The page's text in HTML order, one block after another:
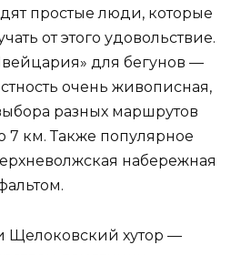
простые люди, которые
от этого удовольствие.
для бегунов —
очень живописная,
разных маршрутов
7 км. Также популярное
набережная
Щелоковский хутор —